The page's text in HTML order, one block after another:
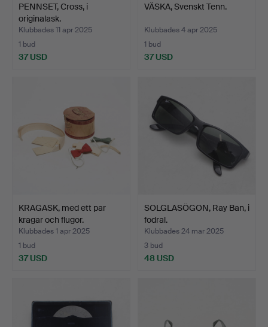
PENNSET, Cross, i
originalask.
Klubbades 11 apr 2025
1 bud
37 USD
VÄSKA, Svenskt Tenn.
Klubbades 4 apr 2025
1 bud
37 USD
KRAGASK, med ett par
kragar och flugor.
Klubbades 1 apr 2025
1 bud
37 USD
SOLGLASÖGON, Ray Ban, i
fodral.
Klubbades 24 mar 2025
3 bud
48 USD